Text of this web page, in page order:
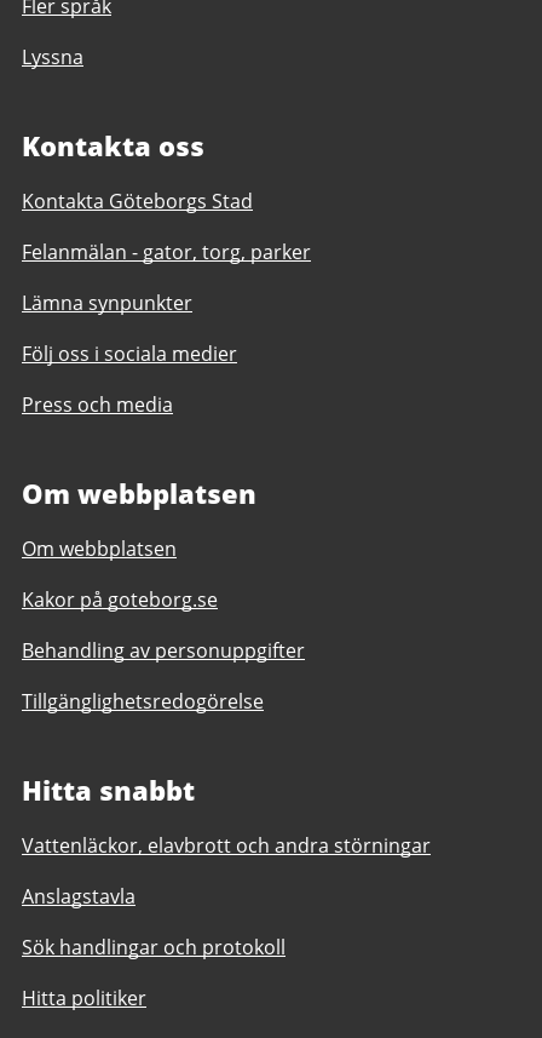
Fler språk
Lyssna
Kontakta oss
Kontakta Göteborgs Stad
Felanmälan - gator, torg, parker
Lämna synpunkter
Följ oss i sociala medier
Press och media
Om webbplatsen
Om webbplatsen
Kakor på goteborg.se
Behandling av personuppgifter
Tillgänglighetsredogörelse
Hitta snabbt
Vattenläckor, elavbrott och andra störningar
Anslagstavla
Sök handlingar och protokoll
Hitta politiker